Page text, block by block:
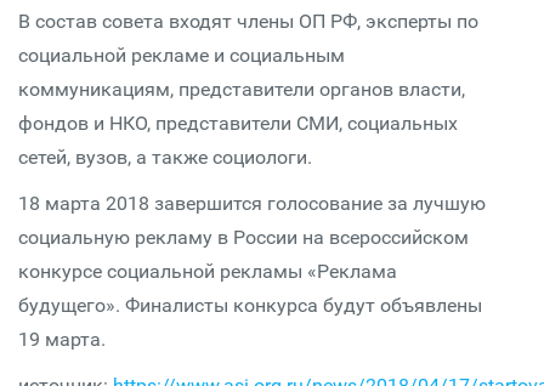
В состав совета входят члены ОП РФ, эксперты по
социальной рекламе и социальным
коммуникациям, представители органов власти,
фондов и НКО, представители СМИ, социальных
сетей, вузов, а также социологи.
18 марта 2018 завершится голосование за лучшую
социальную рекламу в России на всероссийском
конкурсе социальной рекламы «Реклама
будущего». Финалисты конкурса будут объявлены
19 марта.